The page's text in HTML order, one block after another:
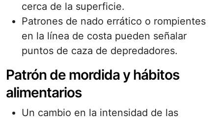
cerca de la superficie.
Patrones de nado errático o rompientes
en la línea de costa pueden señalar
puntos de caza de depredadores.
Patrón de mordida y hábitos
alimentarios
Un cambio en la intensidad de las